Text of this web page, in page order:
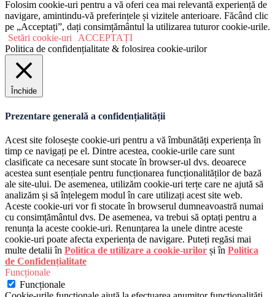
Folosim cookie-uri pentru a vă oferi cea mai relevantă experiență de
navigare, amintindu-vă preferințele și vizitele anterioare. Făcând clic
pe „Acceptați”, dați consimțământul la utilizarea tuturor cookie-urile.
Setări cookie-uri ACCEPTAȚI
Politica de confidențialitate & folosirea cookie-urilor
Închide
Prezentare generală a confidențialității
Acest site folosește cookie-uri pentru a vă îmbunătăți experiența în
timp ce navigați pe el. Dintre acestea, cookie-urile care sunt
clasificate ca necesare sunt stocate în browser-ul dvs. deoarece
acestea sunt esențiale pentru funcționarea funcționalităților de bază
ale site-ului. De asemenea, utilizăm cookie-uri terțe care ne ajută să
analizăm și să înțelegem modul în care utilizați acest site web.
Aceste cookie-uri vor fi stocate în browserul dumneavoastră numai
cu consimțământul dvs. De asemenea, va trebui să optați pentru a
renunța la aceste cookie-uri. Renunțarea la unele dintre aceste
cookie-uri poate afecta experiența de navigare. Puteți regăsi mai
multe detalii în Politica de utilizare a cookie-urilor și în Politica
de Confidențialitate
Funcționale
Funcționale